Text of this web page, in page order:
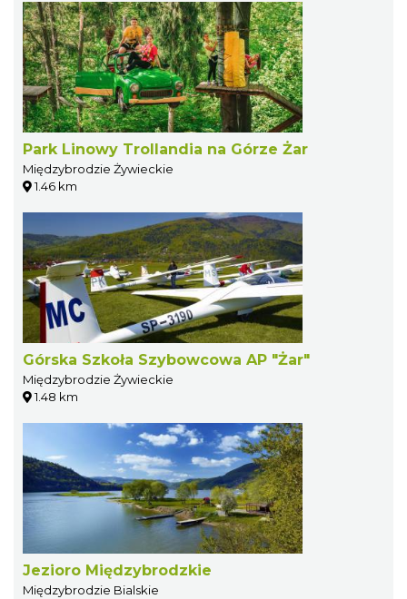
Park Linowy Trollandia na Górze Żar
Międzybrodzie Żywieckie
1.46 km
Górska Szkoła Szybowcowa AP "Żar"
Międzybrodzie Żywieckie
1.48 km
Jezioro Międzybrodzkie
Międzybrodzie Bialskie